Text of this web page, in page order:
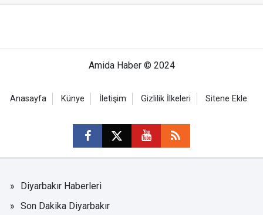
Amida Haber © 2024
Anasayfa Künye İletişim Gizlilik İlkeleri Sitene Ekle
Diyarbakır Haberleri
Son Dakika Diyarbakır